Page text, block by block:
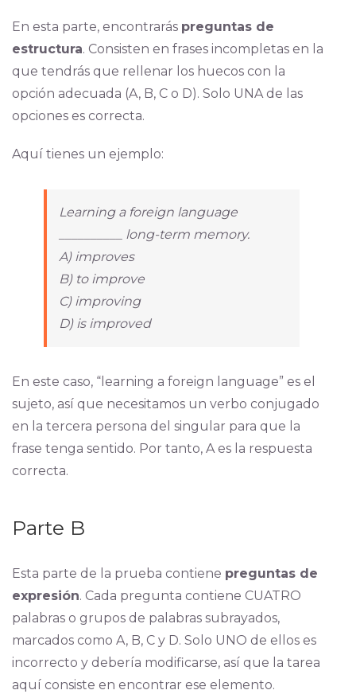
En esta parte, encontrarás preguntas de
estructura. Consisten en frases incompletas en la
que tendrás que rellenar los huecos con la
opción adecuada (A, B, C o D). Solo UNA de las
opciones es correcta.
Aquí tienes un ejemplo:
Learning a foreign language
__________ long-term memory.
A) improves
B) to improve
C) improving
D) is improved
En este caso, “learning a foreign language” es el
sujeto, así que necesitamos un verbo conjugado
en la tercera persona del singular para que la
frase tenga sentido. Por tanto, A es la respuesta
correcta.
Parte B
Esta parte de la prueba contiene preguntas de
expresión. Cada pregunta contiene CUATRO
palabras o grupos de palabras subrayados,
marcados como A, B, C y D. Solo UNO de ellos es
incorrecto y debería modificarse, así que la tarea
aquí consiste en encontrar ese elemento.